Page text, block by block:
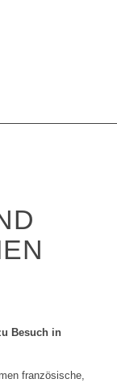
Besuch in
französische,